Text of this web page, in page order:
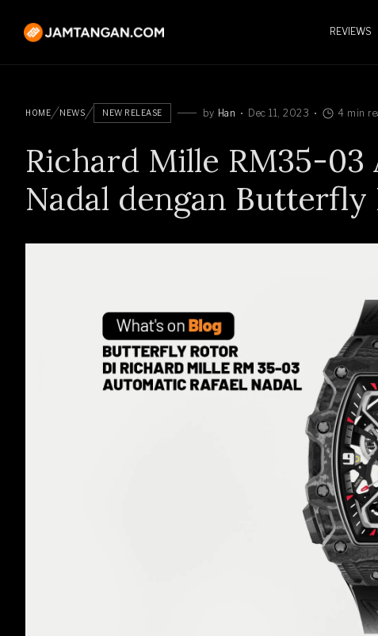
REVIEWS
HOME NEWS NEW RELEASE by Han Dec 11, 2023 4 min
Richard Mille RM35-03
Nadal dengan Butterfly